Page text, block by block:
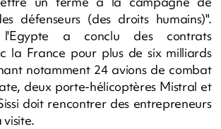
défenseurs (des droits humains)".
l'Egypte a conclu des contrats
la France pour plus de six milliards
notamment 24 avions de combat
deux porte-hélicoptères Mistral et
doit rencontrer des entrepreneurs
visite.